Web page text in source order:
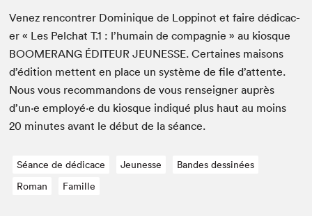
Venez ren­con­tr­er Dominique de Lop­pinot et faire dédi­cac­
er « Les Pelchat T.1 : l’hu­main de com­pag­nie » au kiosque
BOOMERANG ÉDI­TEUR JEUNESSE. Cer­taines maisons
d’édi­tion met­tent en place un sys­tème de file d’at­tente.
Nous vous recom­man­dons de vous ren­seign­er auprès
d’un·e employé·e du kiosque indiqué plus haut au moins
20 min­utes avant le début de la séance.
Séance de dédicace Jeunesse
Bandes dessinées
Roman
Famille